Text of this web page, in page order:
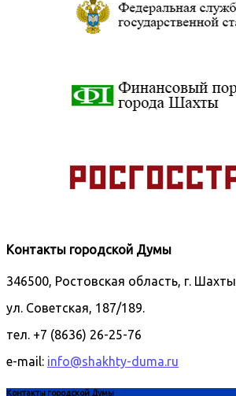
Контакты городской Думы
346500, Ростовская область, г. Шахты,
ул. Советская, 187/189.
тел. +7 (8636) 26-25-76
e-mail: info@shakhty-duma.ru
Контакты городской Думы